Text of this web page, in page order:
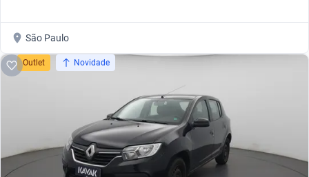
São Paulo
Outlet Novidade